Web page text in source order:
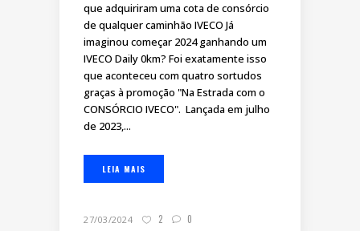
que adquiriram uma cota de consórcio
de qualquer caminhão IVECO Já
imaginou começar 2024 ganhando um
IVECO Daily 0km? Foi exatamente isso
que aconteceu com quatro sortudos
graças à promoção "Na Estrada com o
CONSÓRCIO IVECO". Lançada em julho
de 2023,...
LEIA MAIS
27/03/2024 2 0